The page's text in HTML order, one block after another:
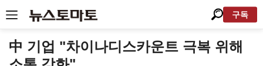
구독
中 기업 "차이나디스카운트 극복 위해